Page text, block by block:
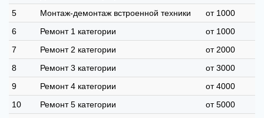
5
Монтаж-демонтаж встроенной техники
от 1000
6
Ремонт 1 категории
от 1000
7
Ремонт 2 категории
от 2000
8
Ремонт 3 категории
от 3000
9
Ремонт 4 категории
от 4000
10
Ремонт 5 категории
от 5000